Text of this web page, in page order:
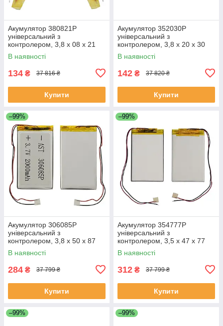
Акумулятор 380821P
універсальний з
контролером, 3,8 х 08 х 21
мм (35 mAh)/ для TWS
навушників, bluetooth
В наявності
134 ₴ 37 816 ₴
Купити
Акумулятор 352030P
універсальний з
контролером, 3,8 х 20 х 30
мм (250 mAh)/ для TWS
навушників, bluetooth
В наявності
142 ₴ 37 820 ₴
Купити
–99%
Акумулятор 306085P
універсальний з
контролером, 3,8 х 50 х 87
мм (1100 mAh)/ для
смартфона, планшета
В наявності
284 ₴ 37 799 ₴
Купити
–99%
Акумулятор 354777P
універсальний з
контролером, 3,5 х 47 х 77
мм (1350 mAh)/ для
смартфона, планшета
В наявності
312 ₴ 37 799 ₴
Купити
–99% –99%